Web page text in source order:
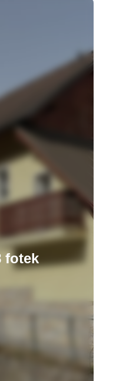
fotek